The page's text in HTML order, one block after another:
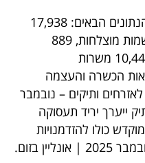
במהלך התקופה נרשמו בתוכני הנתונים הבאים: 17,938
משתתפים ומועמדים, 4,900 השמות מוצלחות, 889
מעסיקים שגייסו דרך התוכנית, 10,441 משרות
בסדנאות הכשרה והעצמה
ותיקים – נובמבר
ייערך יריד תעסוקה
כולו להזדמנויות